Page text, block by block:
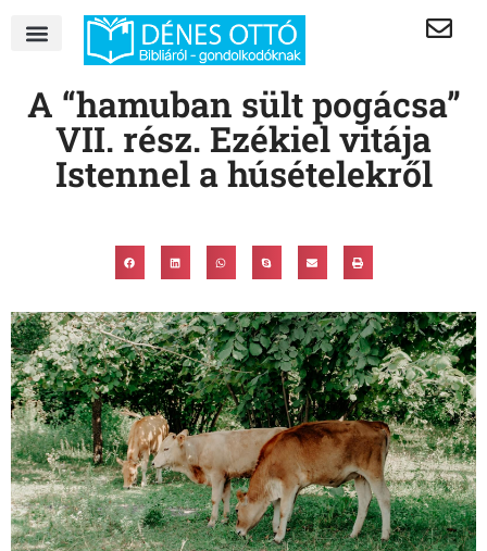
A “hamuban sült pogácsa”
VII. rész. Ezékiel vitája
Istennel a húsételekről